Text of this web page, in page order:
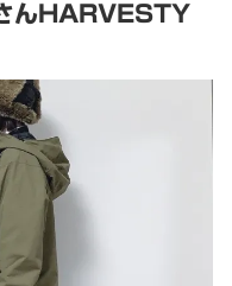
んHARVESTY